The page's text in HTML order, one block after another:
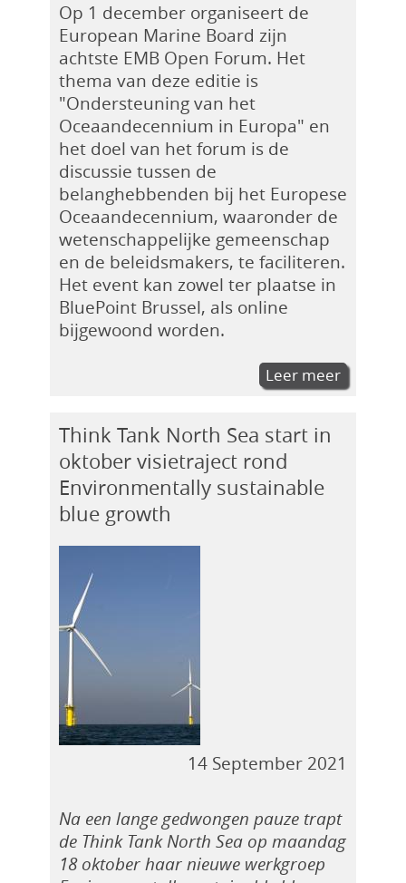
Op 1 december organiseert de
European Marine Board zijn
achtste EMB Open Forum. Het
thema van deze editie is
"Ondersteuning van het
Oceaandecennium in Europa" en
het doel van het forum is de
discussie tussen de
belanghebbenden bij het Europese
Oceaandecennium, waaronder de
wetenschappelijke gemeenschap
en de beleidsmakers, te faciliteren.
Het event kan zowel ter plaatse in
BluePoint Brussel, als online
bijgewoond worden.
Leer meer
Think Tank North Sea start in
oktober visietraject rond
Environmentally sustainable
blue growth
14 September 2021
Na een lange gedwongen pauze trapt
de Think Tank North Sea op maandag
18 oktober haar nieuwe werkgroep